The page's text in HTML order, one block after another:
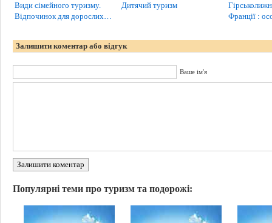
Види сімейного туризму.
Відпочинок для дорослих…
Дитячий туризм
Франції :
Залишити коментар або відгук
Ваше ім'я
Залишити коментар
Популярні теми про туризм та подорожі: